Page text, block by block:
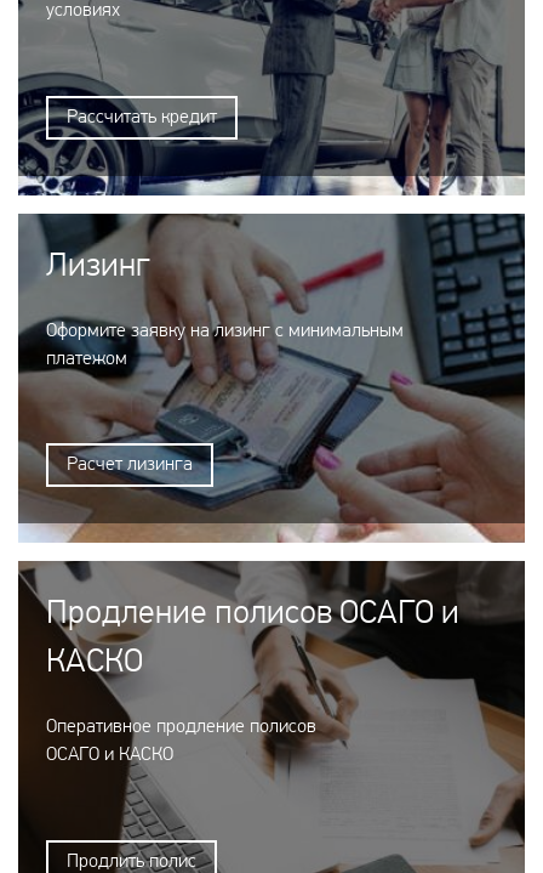
условиях
Рассчитать кредит
Лизинг
Оформите заявку на лизинг с минимальным
платежом
Расчет лизинга
Продление полисов ОСАГО и
КАСКО
Оперативное продление полисов
ОСАГО и КАСКО
Продлить полис